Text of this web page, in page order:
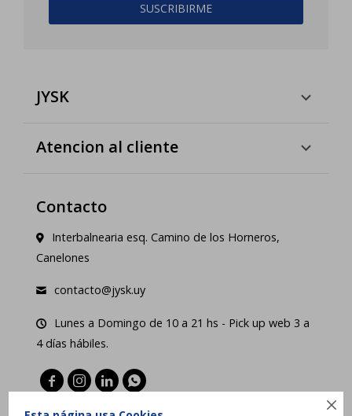

SUSCRIBIRME
JYSK
Atencion al cliente
Contacto
Interbalnearia esq. Camino de los Horneros,
Canelones
contacto@jysk.uy
Lunes a Domingo de 10 a 21 hs - Pick up web 3 a
4 días hábiles.
   